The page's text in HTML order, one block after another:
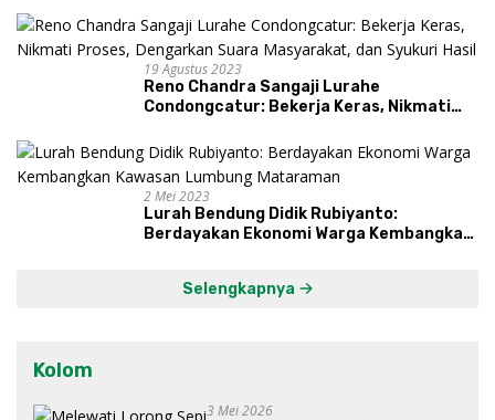
19 Agustus 2023
Reno Chandra Sangaji Lurahe
Condongcatur: Bekerja Keras, Nikmati
dan Syukuri Hasil
2 Mei 2023
Lurah Bendung Didik Rubiyanto:
Berdayakan Ekonomi Warga Kembangkan
Selengkapnya
Kolom
3 Mei 2026